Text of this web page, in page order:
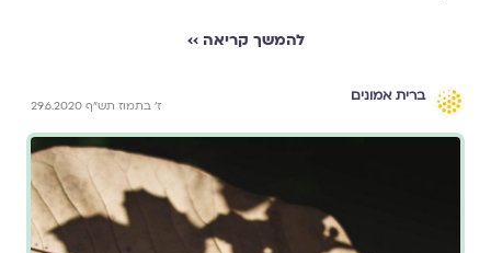
להמשך קריאה ››
ברית אמונים
ז' בתמוז תש"ף 29.6.2020